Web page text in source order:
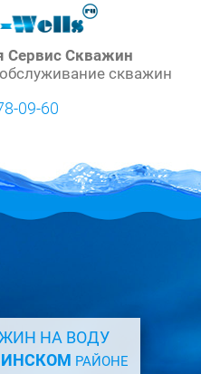
Сервис Скважин
скважин
09-60
НА ВОДУ
РАЙОНЕ